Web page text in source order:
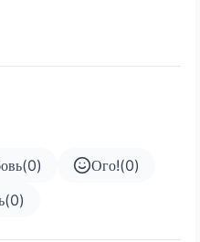
(0) Ого!(0)
(0)